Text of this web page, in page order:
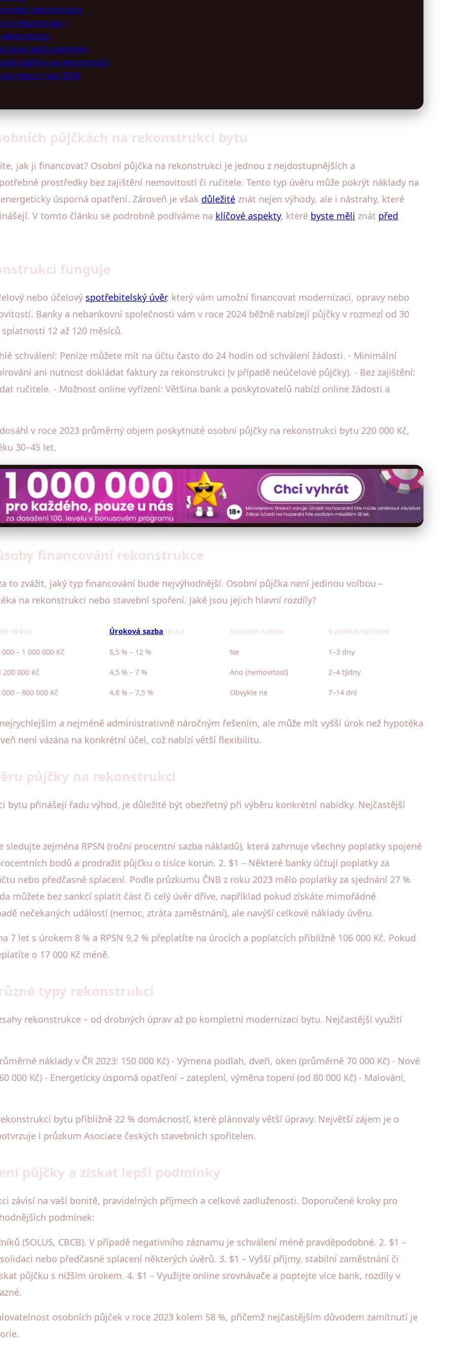
rekonstrukce
na rekonstrukci
rekonstrukcí
získat lepší podmínky
půjčku na rekonstrukci
bytu v roce 2024
půjčkách na rekonstrukci bytu
jak ji financovat? Osobní půjčka na rekonstrukci je jednou z nejdostupnějších a
prostředky bez zajištění nemovitostí či ručitele. Tento typ úvěru může pokrýt náklady na
úsporná opatření. Zároveň je však důležité znát nejen výhody, ale i nástrahy, které
V tomto článku se podrobně podíváme na klíčové aspekty, které byste měli znát před
funguje
nebo účelový spotřebitelský úvěr, který vám umožní financovat modernizaci, opravy nebo
Banky a nebankovní společnosti vám v roce 2024 běžně nabízejí půjčky v rozmezí od 30
12 až 120 měsíců.
schválení: Peníze můžete mít na účtu často do 24 hodin od schválení žádosti. - Minimální
ani nutnost dokládat faktury za rekonstrukci (v případě neúčelové půjčky). - Bez zajištění:
ručitele. - Možnost online vyřízení: Většina bank a poskytovatelů nabízí online žádosti a
v roce 2023 průměrný objem poskytnuté osobní půjčky na rekonstrukci bytu 220 000 Kč,
30–45 let.
financování rekonstrukce
to zvážit, jaký typ financování bude nejvýhodnější. Osobní půjčka není jedinou volbou –
na rekonstrukci nebo stavební spoření. Jaké jsou jejich hlavní rozdíly?
úvěru Úroková sazba (p.a.) Nutnost ručení Rychlost vyřízení
000 – 1 000 000 Kč 6,5 % – 12 % Ne 1–3 dny
200 000 Kč 4,5 % – 7 % Ano (nemovitost) 2–4 týdny
000 – 800 000 Kč 4,8 % – 7,5 % Obvykle ne 7–14 dní
a nejméně administrativně náročným řešením, ale může mít vyšší úrok než hypotéka
není vázána na konkrétní účel, což nabízí větší flexibilitu.
půjčky na rekonstrukci
bytu přinášejí řadu výhod, je důležité být obezřetný při výběru konkrétní nabídky. Nejčastější
sledujte zejména RPSN (roční procentní sazba nákladů), která zahrnuje všechny poplatky spojené
bodů a prodražit půjčku o tisíce korun. 2. $1 – Některé banky účtují poplatky za
nebo předčasné splacení. Podle průzkumu ČNB z roku 2023 mělo poplatky za sjednání 27 %
můžete bez sankcí splatit část či celý úvěr dříve, například pokud získáte mimořádné
nečekaných událostí (nemoc, ztráta zaměstnání), ale navýší celkové náklady úvěru.
7 let s úrokem 8 % a RPSN 9,2 % přeplatíte na úrocích a poplatcích přibližně 106 000 Kč. Pokud
o 17 000 Kč méně.
typy rekonstrukcí
rekonstrukce – od drobných úprav až po kompletní modernizaci bytu. Nejčastější využití
náklady v ČR 2023: 150 000 Kč) - Výmena podlah, dveří, oken (průměrně 70 000 Kč) - Nové
000 Kč) - Energeticky úsporná opatření – zateplení, výměna topení (od 80 000 Kč) - Malování,
bytu přibližně 22 % domácností, které plánovaly větší úpravy. Největší zájem je o
i průzkum Asociace českých stavebních spořitelen.
půjčky a získat lepší podmínky
závisí na vaší bonitě, pravidelných příjmech a celkové zadluženosti. Doporučené kroky pro
podmínek:
(SOLUS, CBCB). V případě negativního záznamu je schválení méně pravděpodobné. 2. $1 –
nebo předčasné splacení některých úvěrů. 3. $1 – Vyšší příjmy, stabilní zaměstnání či
půjčku s nižším úrokem. 4. $1 – Využijte online srovnávače a poptejte více bank, rozdíly v
osobních půjček v roce 2023 kolem 58 %, přičemž nejčastějším důvodem zamítnutí je